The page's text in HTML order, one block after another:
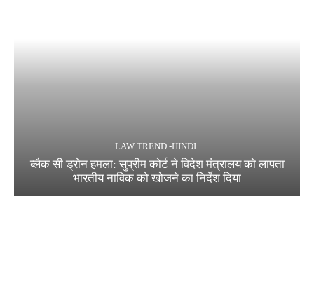
LAW TREND -HINDI
ब्लैक सी ड्रोन हमला: सुप्रीम कोर्ट ने विदेश मंत्रालय को लापता
भारतीय नाविक को खोजने का निर्देश दिया